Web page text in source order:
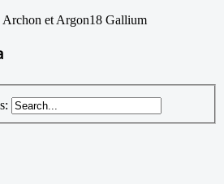
Archon et Argon18 Gallium